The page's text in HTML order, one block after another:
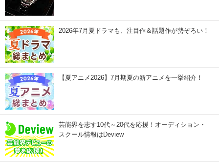
2026年7月夏ドラマも、注目作＆話題作が勢ぞろい！
【夏アニメ2026】7月期夏の新アニメを一挙紹介！
芸能界を志す10代～20代を応援！オーディション・
スクール情報はDeview